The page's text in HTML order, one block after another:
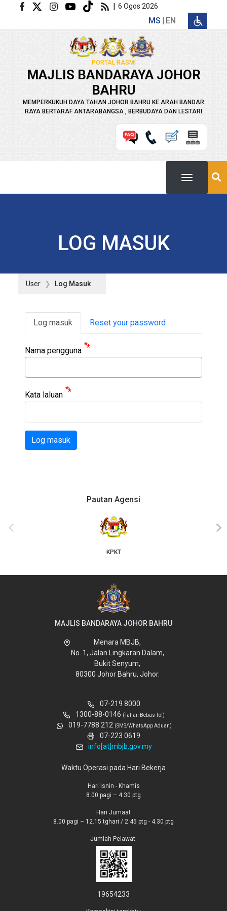
Langkau ke kandungan utama | 6 Ogos 2026
MS EN
PORTAL RASMI
MAJLIS BANDARAYA JOHOR
BAHRU
MEMPERKUKUH DAYA TAHAN JOHOR BAHRU KE ARAH BANDAR
RAYA BERTARAF ANTARABANGSA , BERBUDAYA DAN LESTARI
LOG MASUK
User Log Masuk
Primary tabs
Log masuk Reset your password
Nama pengguna
Kata laluan
Log masuk
Pautan Agensi
KPKT
‹ ›
MAJLIS BANDARAYA JOHOR BAHRU
Menara MBJB,
No. 1, Jalan Lingkaran Dalam,
Bukit Senyum,
80300 Johor Bahru, Johor.
07-219 8000
1300-88-0146 (Talian Bebas Tol)
019-7788 212 (SMS/WhatsApp Aduan)
07-223 0619
info[at]mbjb.gov.my
Waktu Operasi pada Hari Bekerja
Hari Isnin - Khamis
8.00 pagi – 4.30 ptg
Hari Jumaat
8.00 pagi – 12.15 tghari / 2.45 ptg - 4.30 ptg
Jumlah Pelawat:
19654233